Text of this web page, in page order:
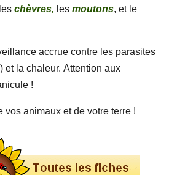
chèvres, les moutons, et le
accrue contre les parasites
) et la chaleur. Attention aux
!
vos animaux et de votre terre !